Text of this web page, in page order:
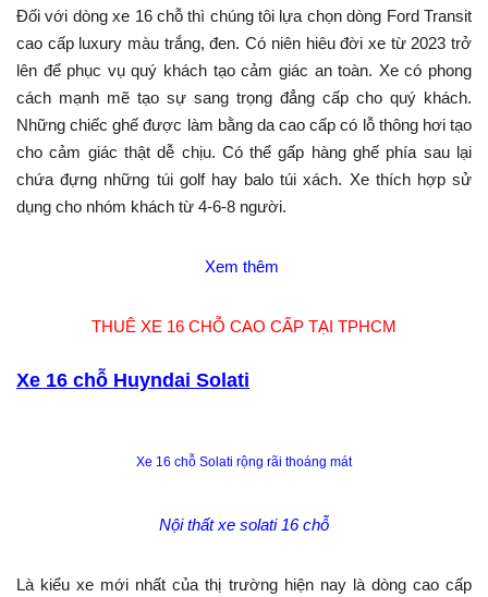
Đối với dòng xe 16 chỗ thì chúng tôi lựa chọn dòng Ford Transit
cao cấp luxury màu trắng, đen. Có niên hiêu đời xe từ 2023 trở
lên để phục vụ quý khách tạo cảm giác an toàn. Xe có phong
cách mạnh mẽ tạo sự sang trọng đẳng cấp cho quý khách.
Những chiếc ghế được làm bằng da cao cấp có lỗ thông hơi tạo
cho cảm giác thật dễ chịu. Có thể gấp hàng ghế phía sau lại
chứa đựng những túi golf hay balo túi xách. Xe thích hợp sử
dụng cho nhóm khách từ 4-6-8 người.
Xem thêm
THUÊ XE 16 CHỖ CAO CẤP TẠI TPHCM
Xe 16 chỗ Huyndai Solati
Xe 16 chỗ Solati rộng rãi thoáng mát
Nội thất xe solati 16 chỗ
Là kiểu xe mới nhất của thị trường hiện nay là dòng cao cấp